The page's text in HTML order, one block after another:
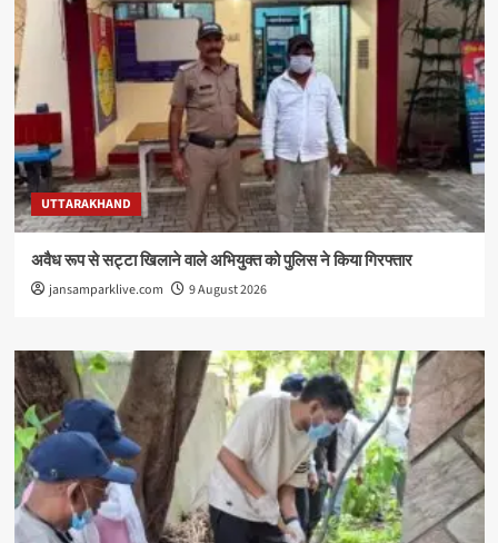
UTTARAKHAND
अवैध रूप से सट्टा खिलाने वाले अभियुक्त को पुलिस ने किया गिरफ्तार
jansamparklive.com 9 August 2026